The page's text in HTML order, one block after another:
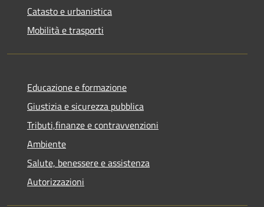
Catasto e urbanistica
Mobilità e trasporti
Educazione e formazione
Giustizia e sicurezza pubblica
Tributi,finanze e contravvenzioni
Ambiente
Salute, benessere e assistenza
Autorizzazioni